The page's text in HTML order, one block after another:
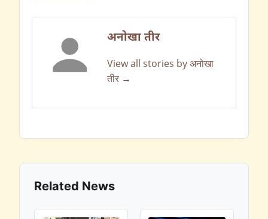
अनोखा तीर
View all stories by अनोखा
तीर →
Related News